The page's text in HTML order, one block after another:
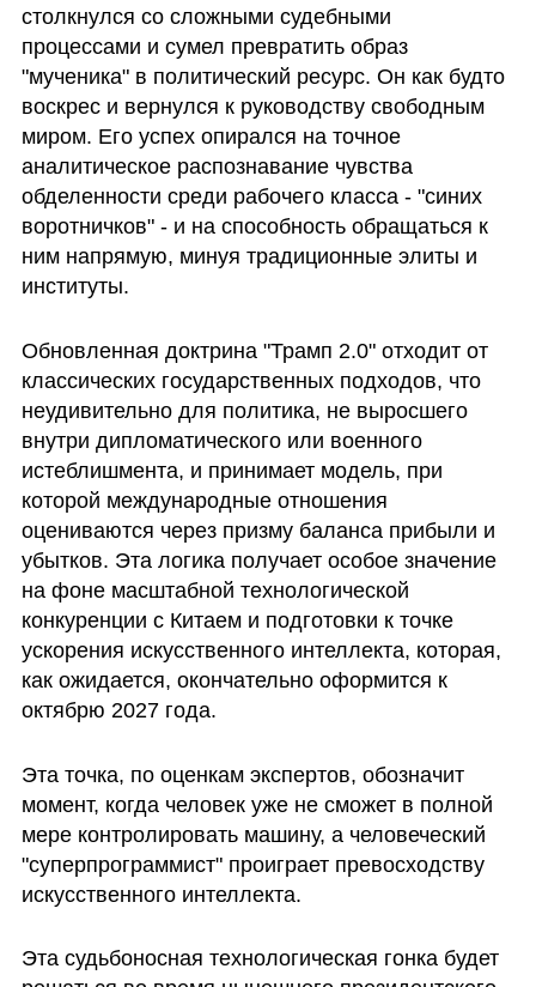
столкнулся со сложными судебными
процессами и сумел превратить образ
"мученика" в политический ресурс. Он как будто
воскрес и вернулся к руководству свободным
миром. Его успех опирался на точное
аналитическое распознавание чувства
обделенности среди рабочего класса - "синих
воротничков" - и на способность обращаться к
ним напрямую, минуя традиционные элиты и
институты.
Обновленная доктрина "Трамп 2.0" отходит от
классических государственных подходов, что
неудивительно для политика, не выросшего
внутри дипломатического или военного
истеблишмента, и принимает модель, при
которой международные отношения
оцениваются через призму баланса прибыли и
убытков. Эта логика получает особое значение
на фоне масштабной технологической
конкуренции с Китаем и подготовки к точке
ускорения искусственного интеллекта, которая,
как ожидается, окончательно оформится к
октябрю 2027 года.
Эта точка, по оценкам экспертов, обозначит
момент, когда человек уже не сможет в полной
мере контролировать машину, а человеческий
"суперпрограммист" проиграет превосходству
искусственного интеллекта.
Эта судьбоносная технологическая гонка будет